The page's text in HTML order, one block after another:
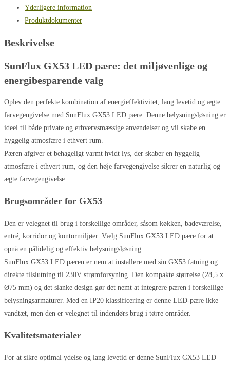
Yderligere information
Produktdokumenter
Beskrivelse
SunFlux GX53 LED pære: det miljøvenlige og
energibesparende valg
Oplev den perfekte kombination af energieffektivitet, lang levetid og ægte
farvegengivelse med SunFlux GX53 LED pære. Denne belysningsløsning er
ideel til både private og erhvervsmæssige anvendelser og vil skabe en
hyggelig atmosfære i ethvert rum.
Pæren afgiver et behageligt varmt hvidt lys, der skaber en hyggelig
atmosfære i ethvert rum, og den høje farvegengivelse sikrer en naturlig og
ægte farvegengivelse.
Brugsområder for GX53
Den er velegnet til brug i forskellige områder, såsom køkken, badeværelse,
entré, korridor og kontormiljøer. Vælg SunFlux GX53 LED pære for at
opnå en pålidelig og effektiv belysningsløsning.
SunFlux GX53 LED pæren er nem at installere med sin GX53 fatning og
direkte tilslutning til 230V strømforsyning. Den kompakte størrelse (28,5 x
Ø75 mm) og det slanke design gør det nemt at integrere pæren i forskellige
belysningsarmaturer. Med en IP20 klassificering er denne LED-pære ikke
vandtæt, men den er velegnet til indendørs brug i tørre områder.
Kvalitetsmaterialer
For at sikre optimal ydelse og lang levetid er denne SunFlux GX53 LED